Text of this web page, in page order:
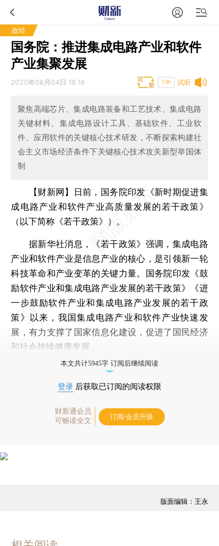
政经
国务院：推进集成电路产业和软件
产业集聚发展
试听
2020年08月04日 19:16 T中
聚焦高端芯片、集成电路装备和工艺技术、集成电路
关键材料、集成电路设计工具、基础软件、工业软
件、应用软件的关键核心技术研发，不断探索构建社
会主义市场经济条件下关键核心技术攻关新型举国体
制
【财新网】
日前，国务院印发《新时期促进集
成电路产业和软件产业高质量发展的若干政策》
（以下简称《若干政策》）。
据新华社消息，《若干政策》强调，集成电路
产业和软件产业是信息产业的核心，是引领新一轮
科技革命和产业变革的关键力量。国务院印发《鼓
励软件产业和集成电路产业发展的若干政策》《进
一步鼓励软件产业和集成电路产业发展的若干政
策》以来，我国集成电路产业和软件产业快速发
展，有力支撑了国家信息化建设，促进了国民经济
和社会持续健康发展。
本文共计5945字 订阅后继续阅读
登录 后获取已订阅的阅读权限
财新通会员
可畅读全文
订阅/会员升级
版面编辑：王永